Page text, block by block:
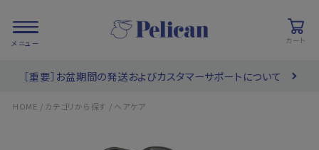
カート
［重要］お盆期間の発送およびカスタマーサポートについて
HOME / カテゴリから探す / ヘアケア